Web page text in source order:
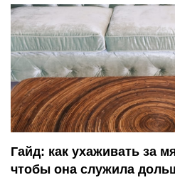
а
п
и
с
я
м
Гайд: как ухаживать за
чтобы она служила